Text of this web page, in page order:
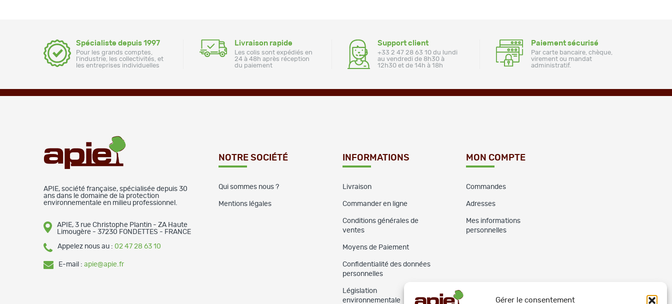
Gérer le consentement
Spécialiste depuis 1997
Pour les grands comptes,
l'industrie, les collectivités, et
les entreprises individuelles
Livraison rapide
Les colis sont expédiés en
24 à 48h après réception
du paiement
Support client
+33 2 47 28 63 10 du lundi
au vendredi de 8h30 à
12h30 et de 14h à 18h
Paiement sécurisé
Par carte bancaire, chèque,
virement ou mandat
administratif.
APIE, société française, spécialisée depuis 30
ans dans le domaine de la protection
environnementale en milieu professionnel.
APIE, 3 rue Christophe Plantin - ZA Haute
Limougère - 37230 FONDETTES - FRANCE
Appelez nous au : 02 47 28 63 10
E-mail : apie@apie.fr
NOTRE SOCIÉTÉ
Qui sommes nous ?
Mentions légales
INFORMATIONS
Livraison
Commander en ligne
Conditions générales de
ventes
Moyens de Paiement
Confidentialité des données
personnelles
Législation
environnementale
MON COMPTE
Commandes
Adresses
Mes informations
personnelles